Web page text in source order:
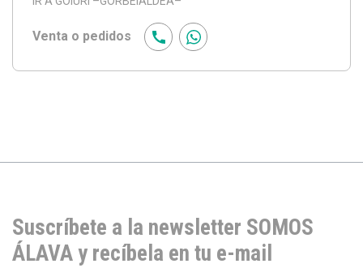
Venta o pedidos
Suscríbete a la newsletter SOMOS
ÁLAVA y recíbela en tu e-mail